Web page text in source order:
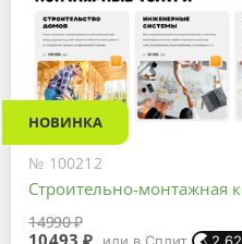
НОВИНКА
№ 100212
Строительно-монтажная
14990 ₽
10493 ₽ или в Сплит 2